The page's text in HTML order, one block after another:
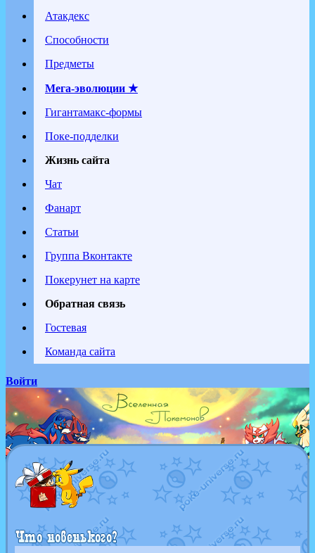
Атакдекс
Способности
Предметы
Мега-эволюции ★
Гигантамакс-формы
Поке-подделки
Жизнь сайта
Чат
Фанарт
Статьи
Группа Вконтакте
Покерунет на карте
Обратная связь
Гостевая
Команда сайта
Войти